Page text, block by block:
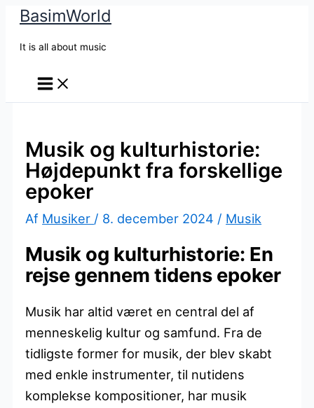
BasimWorld
It is all about music
Musik og kulturhistorie:
Højdepunkt fra forskellige
epoker
Af Musiker / 8. december 2024 / Musik
Musik og kulturhistorie: En
rejse gennem tidens epoker
Musik har altid været en central del af
menneskelig kultur og samfund. Fra de
tidligste former for musik, der blev skabt
med enkle instrumenter, til nutidens
komplekse kompositioner, har musik